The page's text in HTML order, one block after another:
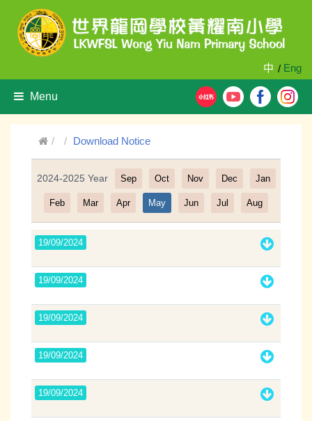
中 / Eng
Menu
Download Notice
Filter
2024-2025 Year Sep Oct Nov Dec Jan
Feb Mar Apr May Jun Jul Aug
19/09/2024
19/09/2024
19/09/2024
19/09/2024
19/09/2024